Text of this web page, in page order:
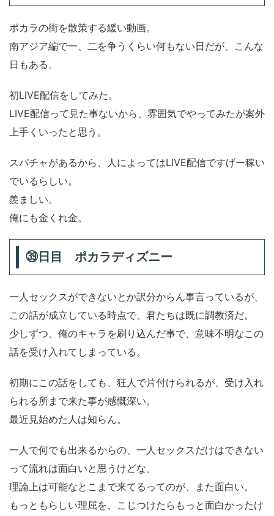
ポカラの街を散策する緩い動画。
南アジア編で一、二を争うくらい何もない日だが、こんな
日もある。
初LIVE配信をしてみた。
LIVE配信って見た事ないから、雰囲気でやってみたが案外
上手くいったと思う。
スパチャがあるから、人によってはLIVE配信ですげー稼い
でいるらしい。
羨ましい。
俺にも金くれ金。
㊴日目 ポカラディズニー
一人セックスができないとか訳分からん事言っているが、
この話が成立している時点で、君たちは既に調教済だ。
少しずつ、俺のキャラを刷り込んだ事で、意味不明なこの
話を受け入れてしまっている。
初期にこの話をしても、狂人で片付けられるが、受け入れ
られる所まで来た事が感慨深い。
最近見始めた人は知らん。
一人で何でも出来るからの、一人セックスだけはできない
って流れは面白いと思うけどな。
理論上は可能なとこまで来てるってのが、また面白い。
もっともらしい理屈を、こじつけたらもっと面白かったけ